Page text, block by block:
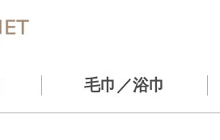
毛巾／浴巾